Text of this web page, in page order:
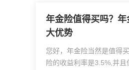
年金险值得买吗？年
大优势
您好，年金险当然是值得
险的收益利率是3.5%,并且